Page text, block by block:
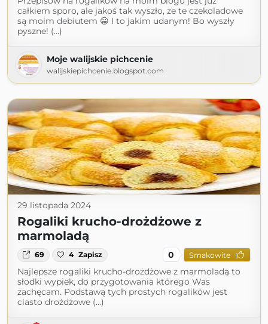
całkiem sporo, ale jakoś tak wyszło, że te czekoladowe
są moim debiutem 😀 I to jakim udanym! Bo wyszły
pyszne! (...)
Moje walijskie pichcenie
walijskiepichcenie.blogspot.com
29 listopada 2024
Rogaliki krucho-drożdżowe z
marmoladą
69 4 Zapisz 0 Smakowite
Najlepsze rogaliki krucho-drożdżowe z marmoladą to
słodki wypiek, do przygotowania którego Was
zachęcam. Podstawą tych prostych rogalików jest
ciasto drożdżowe (...)